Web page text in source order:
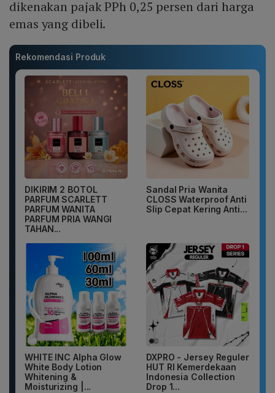
dikenakan pajak PPh 0,25 persen dari harga
emas yang dibeli.
Rekomendasi Produk
DIKIRIM 2 BOTOL
PARFUM SCARLETT
PARFUM WANITA
PARFUM PRIA WANGI
TAHAN...
Sandal Pria Wanita
CLOSS Waterproof Anti
Slip Cepat Kering Anti...
WHITE INC Alpha Glow
White Body Lotion
Whitening &
Moisturizing |...
DXPRO - Jersey Reguler
HUT RI Kemerdekaan
Indonesia Collection
Drop 1...